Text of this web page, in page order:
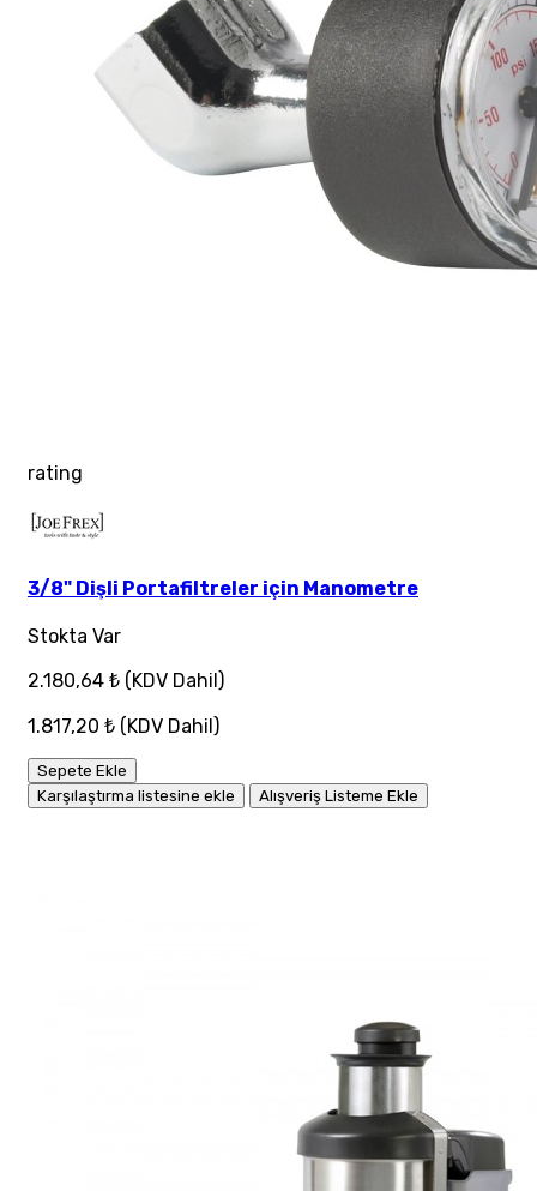
rating
3/8" Dişli Portafiltreler için Manometre
Stokta Var
2.180,64 ₺ (KDV Dahil)
1.817,20 ₺ (KDV Dahil)
Sepete Ekle
Karşılaştırma listesine ekle
Alışveriş Listeme Ekle